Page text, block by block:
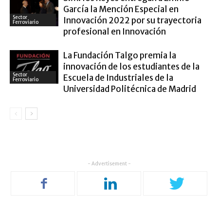
Sector
Ferroviario
García la Mención Especial en
Innovación 2022 por su trayectoria
profesional en Innovación
Sector
Ferroviario
La Fundación Talgo premia la
innovación de los estudiantes de la
Escuela de Industriales de la
Universidad Politécnica de Madrid
- Advertisement -